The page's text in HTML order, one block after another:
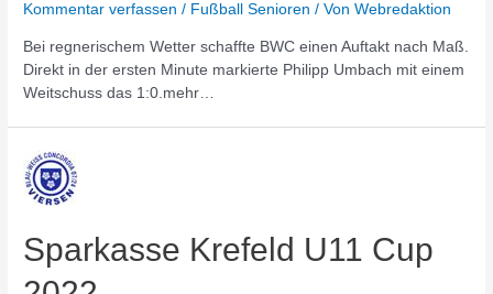
Kommentar verfassen / Fußball Senioren / VonWebredaktion
Bei regnerischem Wetter schaffte BWC einen Auftakt nach Maß.
Direkt in der ersten Minute markierte Philipp Umbach mit einem
Weitschuss das 1:0.mehr…
Sparkasse Krefeld U11 Cup